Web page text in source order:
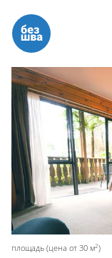
площадь (цена от 30 м2)